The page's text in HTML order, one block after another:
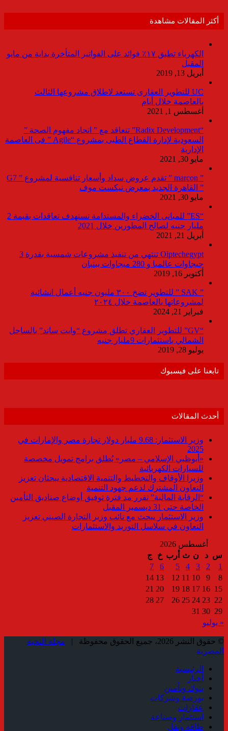
أكثر المقالات مشاهدة
الكهرباء تطبق ١٧٪ فوائد على الفواتير المتأخرة بداية من مايو
المقبل
أبريل 13, 2019
UC للتطوير العقارى تستعد لاطلاق مشروعها الثالث
بالعاصمة خلال أيام
أغسطس 1, 2021
“Radix Development” تتعاقد مع ” اتحاد مفهوم الصحة ”
السعودية لإدارة القطاع الطبى بمشروع “Agile ” فى العاصمة
الإدارية
مايو 30, 2021
” marcon ” تقدم عروض سداد وأسعار تنافسية لمشروع ” G7
” القاهرة الجديد بمعرض نيكست موف
مايو 30, 2021
“ES” للمبانى الخضراء والمستدامة تستهدف تعاقدات بقيمة 2
مليار جنيه لصالح المطورين خلال 2021
أبريل 21, 2021
Olptechegypt تنتهي من تنفيذ مشروعات شمسية بقدرة 3
جيجاوات عالميا و 280 ميجاوات ببنبان
أكتوبر 16, 2019
” SAK ” للتطوير تضخ ٣٠٠ مليون جنيه أعمال انشائية
لمشروعاتها بالعاصمة خلال ٢٠٢٤
فبراير 21, 2024
“GV” للتطوير العقاري تطلق مشروع “وايت ساند” بالساحل
الشمالي باستثمارات 9مليار جنيه
يوليو 28, 2019
تابعنا على فيسبوك
أحدث المقالات
وزير الاستثمار: 9.68 مليار دولار تجارة مصر والإمارات في
2025
«أبوظبي الإسلامي – مصر» يُطلق برامج تمويل مخصصة
للسيارات الكهربائية
وزيرا الأوقاف والتخطيط والتنمية الاقتصادية يبحثان تعزيز
التعاون المشترك لدعم جهود التنمية
“الرقابة المالية” تقرر مد فترة توفيق أوضاع صناديق التأمين
الخاصة حتى 31 ديسمبر المقبل
وزير الاستثمار يبحث مع نائب وزير التجارة الصيني تعزيز
التعاون في سلاسل التوريد والاستثمارات
أغسطس 2026
س د ن ث أرب خ
ج
1
2
3
4
5
6
7
8
9
10
11
12
13
14
15
16
17
18
19
20
21
22
23
24
25
26
27
28
29
30
31
« يوليو
© حقوق النشر 2026، جميع الحقوق محفوظة |
مجلة النخبة
المصرية
الرئيسية
أخبار
بنوك وتأمين
بورصة وشركات
عقارات
استثمار وصناعة
طاقة ونقل